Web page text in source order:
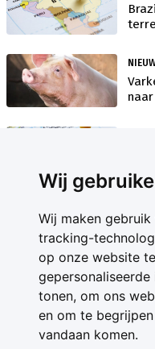
Wij
Wij maken
tracking-
op onze website
tonen, om ons
en om te
vandaan komen.